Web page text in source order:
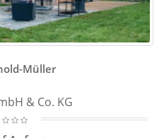
Müller
& Co. KG